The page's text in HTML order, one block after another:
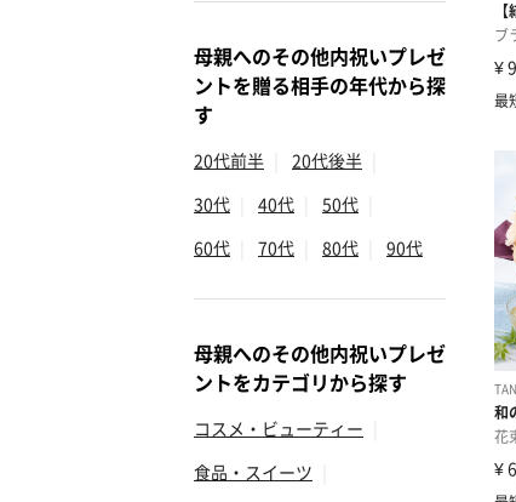
母親へのその他内祝いプレゼ
ントを贈る相手の年代から探
す
20代前半 20代後半
30代
40代 50代
60代
70代 80代 90代
母親へのその他内祝いプレゼ
ントをカテゴリから探す
コスメ・ビューティー
食品・スイーツ